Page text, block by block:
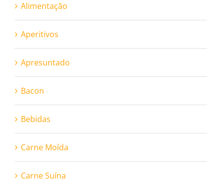
Alimentação
Aperitivos
Apresuntado
Bacon
Bebidas
Carne Moída
Carne Suína